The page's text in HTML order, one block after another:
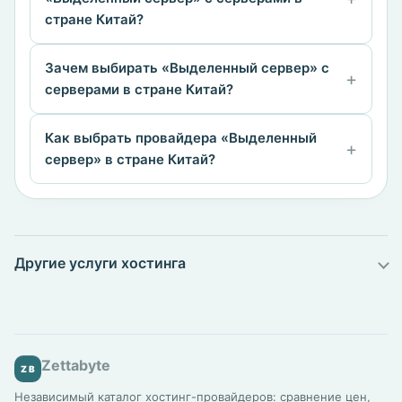
стране Китай?
Зачем выбирать «Выделенный сервер» с
серверами в стране Китай?
Как выбрать провайдера «Выделенный
сервер» в стране Китай?
Другие услуги хостинга
ZB Zettabyte
Независимый каталог хостинг-провайдеров: сравнение цен,